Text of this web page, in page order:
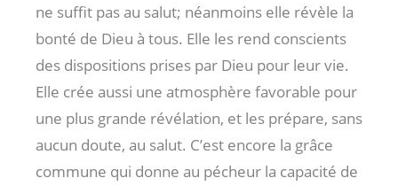
ne suffit pas au salut; néanmoins elle révèle la
bonté de Dieu à tous. Elle les rend conscients
des dispositions prises par Dieu pour leur vie.
Elle crée aussi une atmosphère favorable pour
une plus grande révélation, et les prépare, sans
aucun doute, au salut. C’est encore la grâce
commune qui donne au pécheur la capacité de